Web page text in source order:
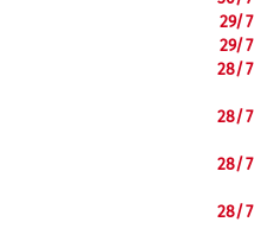
29/7
29/7
28/7
28/7
28/7
28/7